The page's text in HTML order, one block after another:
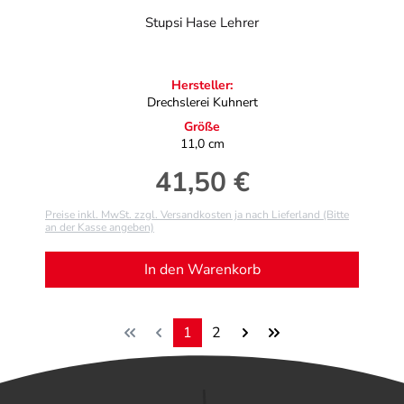
Stupsi Hase Lehrer
Hersteller:
Drechslerei Kuhnert
Größe
11,0 cm
Regulärer Preis:
41,50 €
Preise inkl. MwSt. zzgl. Versandkosten ja nach Lieferland (Bitte
an der Kasse angeben)
In den Warenkorb
Seite
1 Seite
2